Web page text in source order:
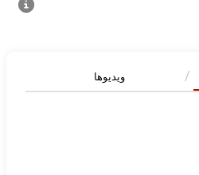
ویدیوها